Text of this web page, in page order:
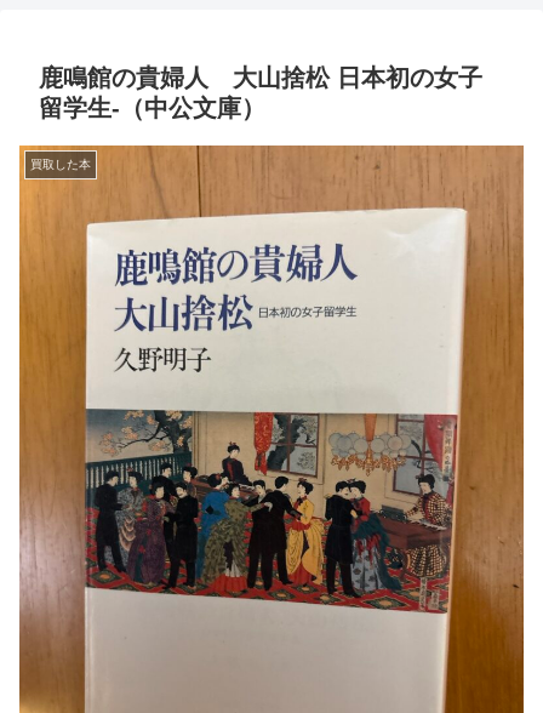
鹿鳴館の貴婦人 大山捨松 日本初の女子
留学生-（中公文庫）
買取した本